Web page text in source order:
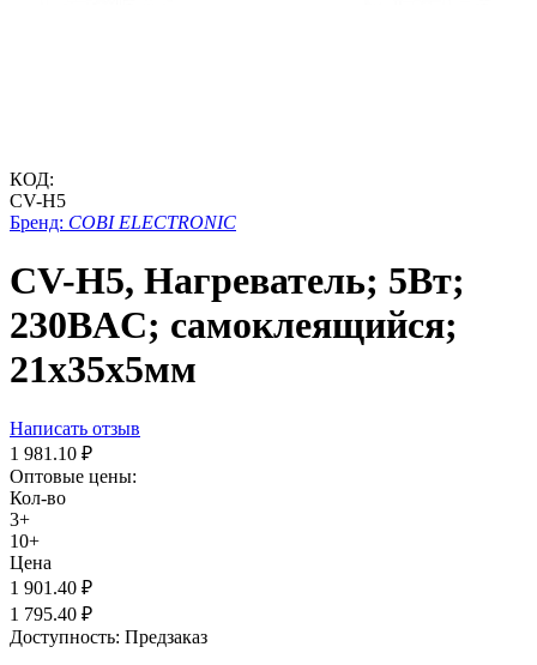
КОД:
CV-H5
Бренд: COBI ELECTRONIC
CV-H5, Нагреватель; 5Вт;
230ВAC; самоклеящийся;
21x35x5мм
Написать отзыв
1 981.10 ₽
Оптовые цены:
Кол-во
3+
10+
Цена
1 901.40 ₽
1 795.40 ₽
Доступность: Предзаказ